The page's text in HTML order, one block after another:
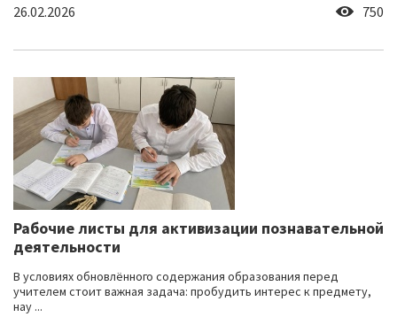
26.02.2026 750
Рабочие листы для активизации познавательной
деятельности
В условиях обновлённого содержания образования перед
учителем стоит важная задача: пробудить интерес к предмету,
нау ...